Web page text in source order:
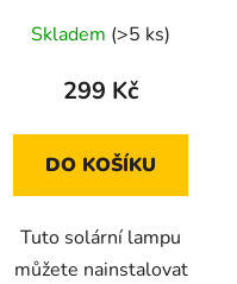
Skladem (>5 ks)
299 Kč
DO KOŠÍKU
Tuto solární lampu
můžete nainstalovat